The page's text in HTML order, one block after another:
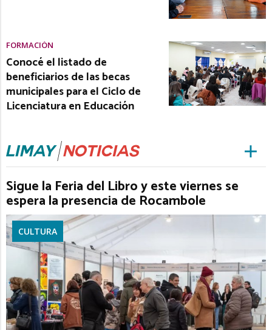
FORMACIÓN
Conocé el listado de
beneficiarios de las becas
municipales para el Ciclo de
Licenciatura en Educación
Sigue la Feria del Libro y este viernes se
espera la presencia de Rocambole
CULTURA